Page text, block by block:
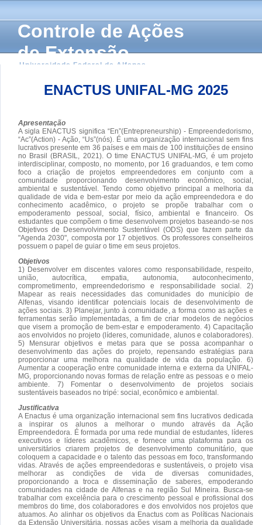
Controle de Ações
de Extensão
Universidade Federal de Alfenas
ENACTUS UNIFAL-MG 2025
Apresentação
A sigla ENACTUS significa “En”(Entrepreneurship) - Empreendedorismo,
“Ac”(Action) - Ação, “Us”(nós). É uma organização internacional sem fins
lucrativos presente em 36 países e em mais de 100 instituições de ensino
no Brasil (BRASIL, 2021). O time ENACTUS UNIFAL-MG, é um projeto
interdisciplinar, composto, no momento, por 16 graduandos, e tem como
foco a criação de projetos empreendedores em conjunto com a
comunidade proporcionando desenvolvimento econômico, social,
ambiental e sustentável. Tendo como objetivo principal a melhoria da
qualidade de vida e bem-estar por meio da ação empreendedora e do
conhecimento acadêmico, o projeto se propõe trabalhar com o
empoderamento pessoal, social, físico, ambiental e financeiro. Os
estudantes que compõem o time desenvolvem projetos baseando-se nos
Objetivos de Desenvolvimento Sustentável (ODS) que fazem parte da
"Agenda 2030", composta por 17 objetivos. Os professores conselheiros
possuem o papel de guiar o time em seus projetos.
Objetivos
1) Desenvolver em discentes valores como responsabilidade, respeito,
união, autocrítica, empatia, autonomia, autoconhecimento,
comprometimento, empreendedorismo e responsabilidade social. 2)
Mapear as reais necessidades das comunidades do município de
Alfenas, visando identificar potenciais locais de desenvolvimento de
ações sociais. 3) Planejar, junto à comunidade, a forma como as ações e
ferramentas serão implementadas, a fim de criar modelos de negócios
que visem a promoção de bem-estar e empoderamento. 4) Capacitação
aos envolvidos no projeto (líderes, comunidade, alunos e colaboradores).
5) Mensurar objetivos e metas para que se possa acompanhar o
desenvolvimento das ações do projeto, repensando estratégias para
proporcionar uma melhora na qualidade de vida da população. 6)
Aumentar a cooperação entre comunidade interna e externa da UNIFAL-
MG, proporcionando novas formas de relação entre as pessoas e o meio
ambiente. 7) Fomentar o desenvolvimento de projetos sociais
sustentáveis baseados no tripé: social, econômico e ambiental.
Justificativa
A Enactus é uma organização internacional sem fins lucrativos dedicada
a inspirar os alunos a melhorar o mundo através da Ação
Empreendedora. É formada por uma rede mundial de estudantes, líderes
executivos e líderes acadêmicos, e fornece uma plataforma para os
universitários criarem projetos de desenvolvimento comunitário, que
coloquem a capacidade e o talento das pessoas em foco, transformando
vidas. Através de ações empreendedoras e sustentáveis, o projeto visa
melhorar as condições de vida de diversas comunidades,
proporcionando a troca e disseminação de saberes, empoderando
comunidades na cidade de Alfenas e na região Sul Mineira. Busca-se
trabalhar com excelência para o crescimento pessoal e profissional dos
membros do time, dos colaboradores e dos envolvidos nos projetos que
atuamos. Ao alinhar os objetivos da Enactus com as Políticas Nacionais
da Extensão Universitária, nossas ações visam a melhoria da qualidade